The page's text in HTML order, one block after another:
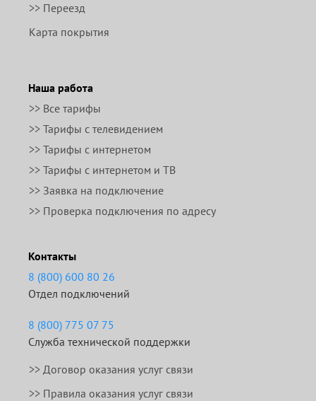
>> Переезд
Карта покрытия
Наша работа
>> Все тарифы
>> Тарифы с телевидением
>> Тарифы с интернетом
>> Тарифы с интернетом и ТВ
>> Заявка на подключение
>> Проверка подключения по адресу
Контакты
8 (800) 600 80 26
Отдел подключений
8 (800) 775 07 75
Служба технической поддержки
>> Договор оказания услуг связи
>> Правила оказания услуг связи